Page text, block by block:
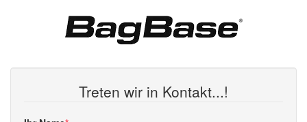
Treten wir in Kontakt...!